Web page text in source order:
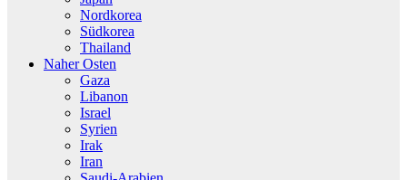
Nordkorea
Südkorea
Thailand
Naher Osten
Gaza
Libanon
Israel
Syrien
Irak
Iran